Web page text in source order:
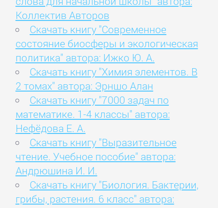
Коллектив Авторов
Скачать книгу "Современное
состояние биосферы и экологическая
политика" автора: Ижко Ю. А.
Скачать книгу "Химия элементов. В
2 томах" автора: Эрншо Алан
Скачать книгу "7000 задач по
математике. 1-4 классы" автора:
Нефёдова Е. А.
Скачать книгу "Выразительное
чтение. Учебное пособие" автора:
Андрюшина И. И.
Скачать книгу "Биология. Бактерии,
грибы, растения. 6 класс" автора: